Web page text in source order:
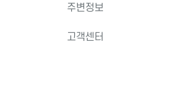
주변정보
고객센터